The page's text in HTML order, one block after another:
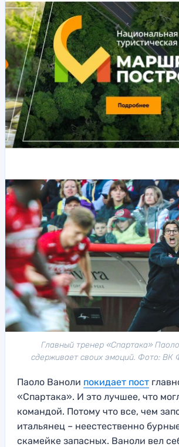
Главный тренер «Спартака»
сдерживает своих эмоций. Фото: ВК
Паоло Ваноли покидает пост
«Спартака». И это лучшее, что
командой. Потому что все, чем
итальянец – неестественно
скамейке запасных. Ваноли вел